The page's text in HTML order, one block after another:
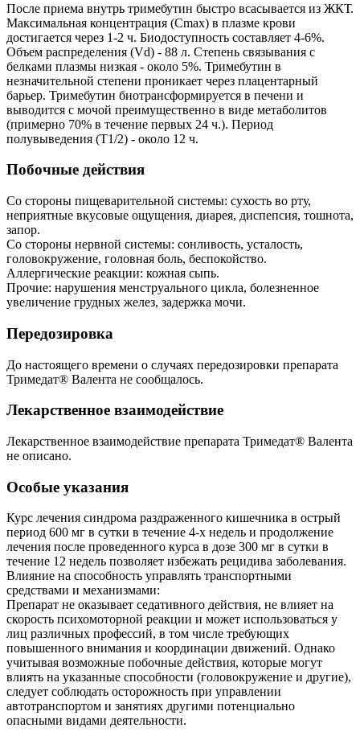
После приема внутрь тримебутин быстро всасывается из ЖКТ.
Максимальная концентрация (Сmах) в плазме крови
достигается через 1-2 ч. Биодоступность составляет 4-6%.
Объем распределения (Vd) - 88 л. Степень связывания с
белками плазмы низкая - около 5%. Тримебутин в
незначительной степени проникает через плацентарный
барьер. Тримебутин биотрансформируется в печени и
выводится с мочой преимущественно в виде метаболитов
(примерно 70% в течение первых 24 ч.). Период
полувыведения (Т1/2) - около 12 ч.
Побочные действия
Со стороны пищеварительной системы: сухость во рту,
неприятные вкусовые ощущения, диарея, диспепсия, тошнота,
запор.
Со стороны нервной системы: сонливость, усталость,
головокружение, головная боль, беспокойство.
Аллергические реакции: кожная сыпь.
Прочие: нарушения менструального цикла, болезненное
увеличение грудных желез, задержка мочи.
Передозировка
До настоящего времени о случаях передозировки препарата
Тримедат® Валента не сообщалось.
Лекарственное взаимодействие
Лекарственное взаимодействие препарата Тримедат® Валента
не описано.
Особые указания
Курс лечения синдрома раздраженного кишечника в острый
период 600 мг в сутки в течение 4-х недель и продолжение
лечения после проведенного курса в дозе 300 мг в сутки в
течение 12 недель позволяет избежать рецидива заболевания.
Влияние на способность управлять транспортными
средствами и механизмами:
Препарат не оказывает седативного действия, не влияет на
скорость психомоторной реакции и может использоваться у
лиц различных профессий, в том числе требующих
повышенного внимания и координации движений. Однако
учитывая возможные побочные действия, которые могут
влиять на указанные способности (головокружение и другие),
следует соблюдать осторожность при управлении
автотранспортом и занятиях другими потенциально
опасными видами деятельности.